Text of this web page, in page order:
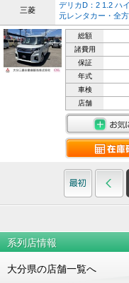
三菱
デリカD：2 1.2 ハ
元レンタカー・全
総額
諸費用
保証
年式
車検
店舗
系列店情報
大分県の店舗一覧へ